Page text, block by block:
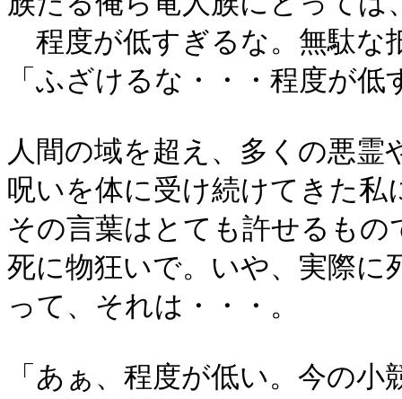
程度が低すぎるな。無駄な
「ふざけるな・・・程度が
人間の域を超え、多くの悪
呪いを体に受け続けてきた私
その言葉はとても許せるもの
死に物狂いで。いや、実際に
って、それは・・・。
「あぁ、程度が低い。今の